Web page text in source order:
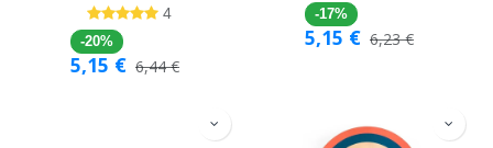
4
-20%
5,15 € 6,44€
-17%
5,15 € 6,23€